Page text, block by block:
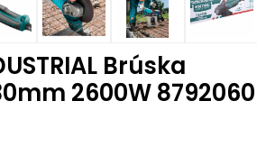
Brúska
2600W 8792060